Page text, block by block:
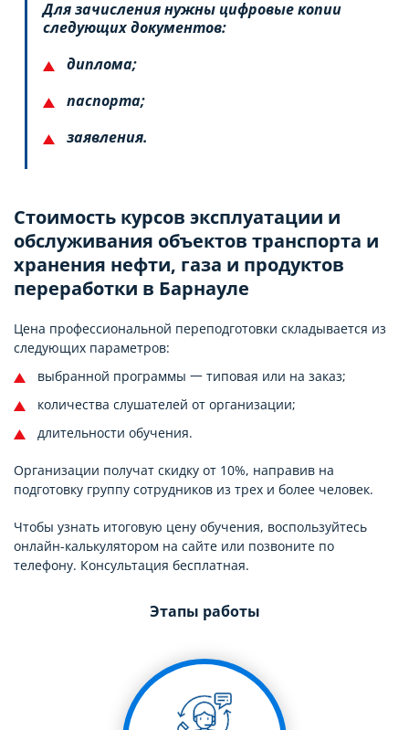
Для зачисления нужны цифровые копии
следующих документов:
диплома;
паспорта;
заявления.
Стоимость курсов эксплуатации и
обслуживания объектов транспорта и
хранения нефти, газа и продуктов
переработки в Барнауле
Цена профессиональной переподготовки складывается из
следующих параметров:
выбранной программы 一 типовая или на заказ;
количества слушателей от организации;
длительности обучения.
Организации получат скидку от 10%, направив на
подготовку группу сотрудников из трех и более человек.
Чтобы узнать итоговую цену обучения, воспользуйтесь
онлайн-калькулятором на сайте или позвоните по
телефону. Консультация бесплатная.
Этапы работы